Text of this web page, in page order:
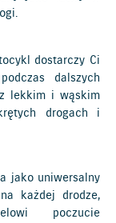
dostarczy Ci
dalszych
lekkim i wąskim
drogach i
jako uniwersalny
każdej drodze,
poczucie